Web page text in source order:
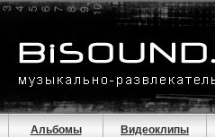
Альбомы Видеоклипы